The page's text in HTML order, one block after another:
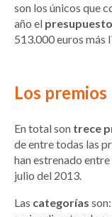
son los únicos que
año el presupuesto
513.000 euros más
Los premios
En total son trece
de entre todas las
han estrenado
julio del 2013.
Las categorías